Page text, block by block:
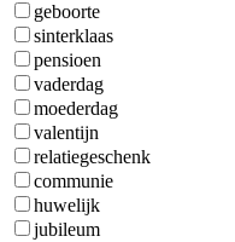
geboorte
sinterklaas
pensioen
vaderdag
moederdag
valentijn
relatiegeschenk
communie
huwelijk
jubileum